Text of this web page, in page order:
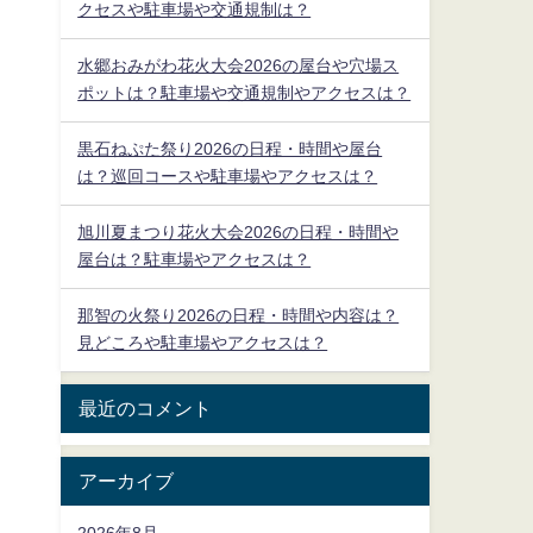
クセスや駐車場や交通規制は？
水郷おみがわ花火大会2026の屋台や穴場ス
ポットは？駐車場や交通規制やアクセスは？
黒石ねぷた祭り2026の日程・時間や屋台
は？巡回コースや駐車場やアクセスは？
旭川夏まつり花火大会2026の日程・時間や
屋台は？駐車場やアクセスは？
那智の火祭り2026の日程・時間や内容は？
見どころや駐車場やアクセスは？
最近のコメント
アーカイブ